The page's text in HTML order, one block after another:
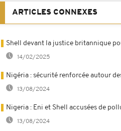
ARTICLES CONNEXES
Shell devant la justice britannique
14/02/2025
Nigéria : sécurité renforcée autour
13/08/2024
Nigeria : Eni et Shell accusées de
13/08/2024